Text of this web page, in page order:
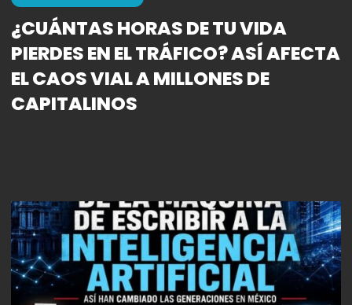
¿CUÁNTAS HORAS DE TU VIDA
PIERDES EN EL TRÁFICO? ASÍ AFECTA
EL CAOS VIAL A MILLONES DE
CAPITALINOS